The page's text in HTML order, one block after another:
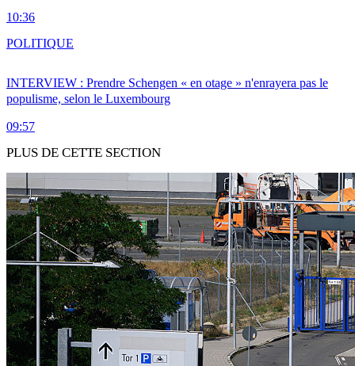
10:36
INTERVIEW : Prendre Schengen « en otage » n'enrayera pas le
populisme, selon le Luxembourg
09:57
POLITIQUE
PLUS DE CETTE SECTION